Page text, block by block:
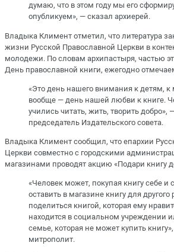
думаю, что в этом году мы его
опубликуем», — сказал архиерей.
Владыка Климент отметил, что литература
жизни Русской Православной Церкви в
молодежи. По словам архипастыря, частью
День православной книги, ежегодно
«Это день нашего внимания к детям,
вообще — день нашей любви к книге.
учились читать, жить, творить добро»,
председатель Издательского совета.
Владыка Климент сообщил, что епархии
Церкви совместно с городскими
магазинами проводят акцию «Подари книгу
«Человек может, покупая книгу себе и
оставить в магазине книгу для другого
поделиться книгой, которая ему
находится в социальном учреждении
семье, которая не может купить
митрополит.